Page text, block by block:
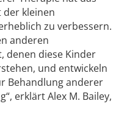
der kleinen
zu verbessern.
anderen
denen diese Kinder
und entwickeln
Behandlung anderer
erklärt Alex M. Bailey,